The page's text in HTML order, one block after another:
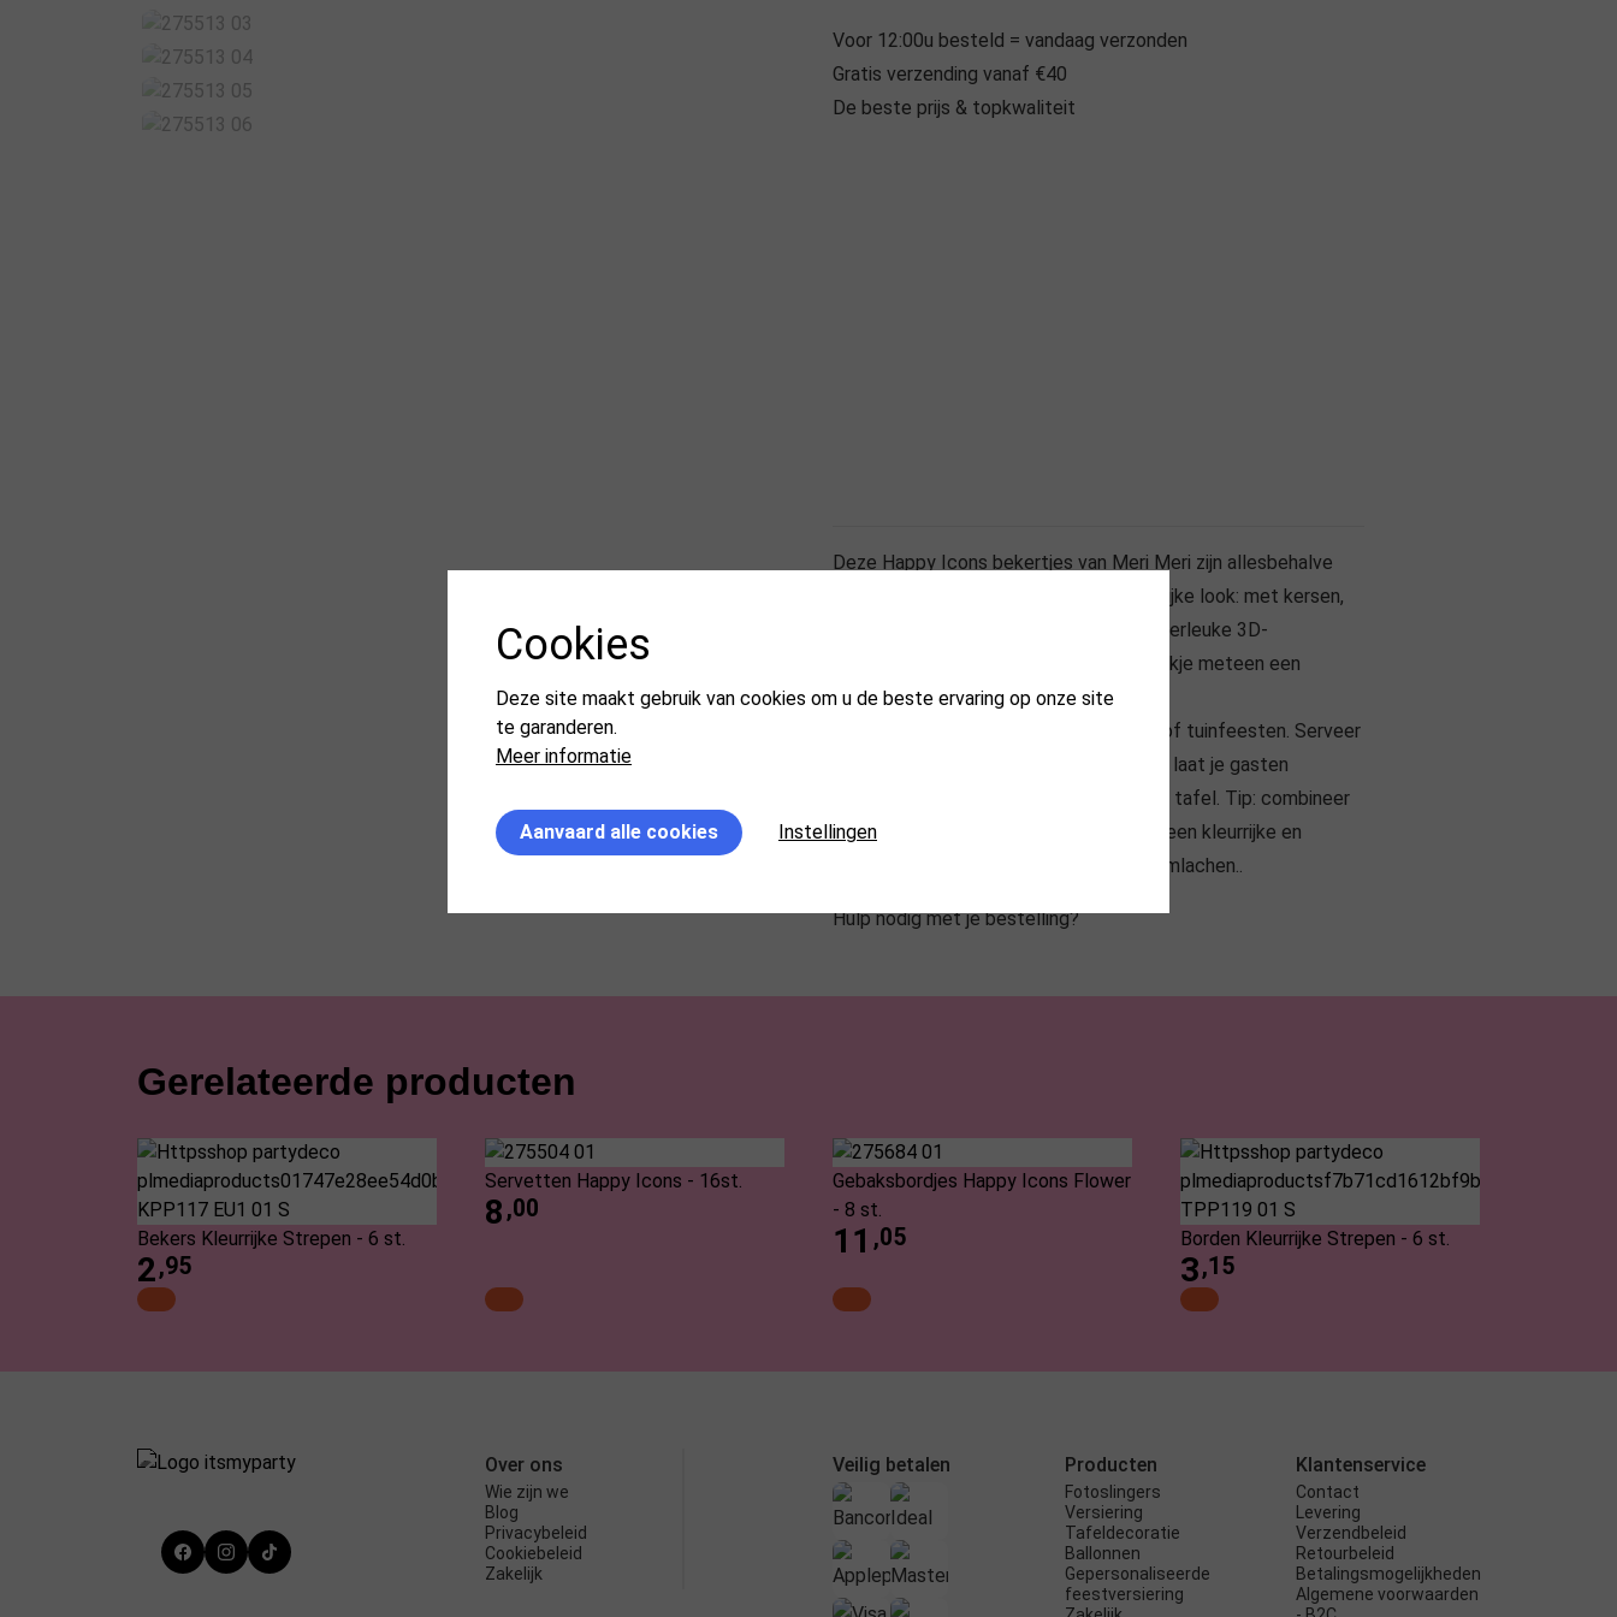
Voor 12:00u besteld = vandaag verzonden
Gratis verzending vanaf €40
De beste prijs & topkwaliteit
Deze Happy Icons bekertjes van Meri Meri zijn allesbehalve
gewoon! Elke beker heeft z’n eigen vrolijke look: met kersen,
een ster, hart of madeliefje... én een superleuke 3D-
honeycombversiering. Dat maakt je drankje meteen een
feestje op zich!
Perfect voor kinderfeestjes, picknicks of tuinfeesten. Serveer
limonade, sap of warme choco in stijl en laat je gasten
genieten van deze echte blikvangers op tafel. Tip: combineer
ze met de Happy Icons servetten voor een kleurrijke en
speelse feesttafel die iedereen laat glimlachen..
Hulp nodig met je bestelling?
Gerelateerde producten
Bekers Kleurrijke Strepen - 6 st.
2,95
Servetten Happy Icons - 16st.
8 ,00
Gebaksbordjes Happy Icons Flower
- 8 st.
11 ,05 Borden Kleurrijke Strepen - 6 st.
3,15
Over ons
Wie zijn we
Blog
Privacybeleid
Cookiebeleid
Zakelijk
Veilig betalen Producten
Fotoslingers
Versiering
Tafeldecoratie
Ballonnen
Gepersonaliseerde
feestversiering
Klantenservice
Contact
Levering
Verzendbeleid
Retourbeleid
Betalingsmogelijkheden
Algemene voorwaarden
Cookies
Deze site maakt gebruik van cookies om u de beste ervaring op onze site
te garanderen.
Meer informatie
Aanvaard alle cookies Instellingen